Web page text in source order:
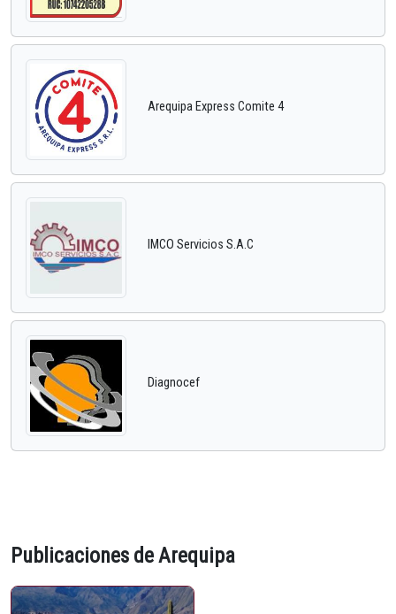
Arequipa Express Comite 4
IMCO Servicios S.A.C
Diagnocef
Publicaciones de Arequipa